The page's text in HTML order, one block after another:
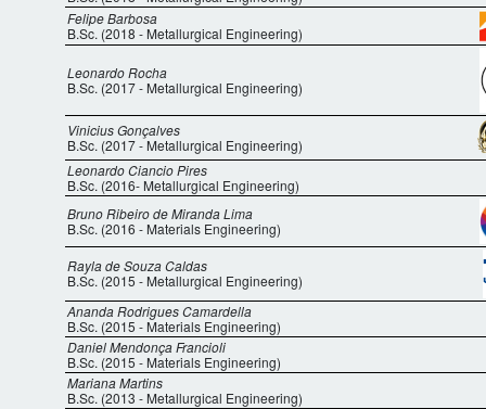
Felipe Barbosa
B.Sc. (2018 - Metallurgical Engineering)
Leonardo Rocha
B.Sc. (2017 - Metallurgical Engineering)
Vinicius Gonçalves
B.Sc. (2017 - Metallurgical Engineering)
Leonardo Ciancio Pires
B.Sc. (2016- Metallurgical Engineering)
Bruno Ribeiro de Miranda Lima
B.Sc. (2016 - Materials Engineering)
Rayla de Souza Caldas
B.Sc. (2015 - Metallurgical Engineering)
Ananda Rodrigues Camardella
B.Sc. (2015 - Materials Engineering)
Daniel Mendonça Francioli
B.Sc. (2015 - Materials Engineering)
Mariana Martins
B.Sc. (2013 - Metallurgical Engineering)